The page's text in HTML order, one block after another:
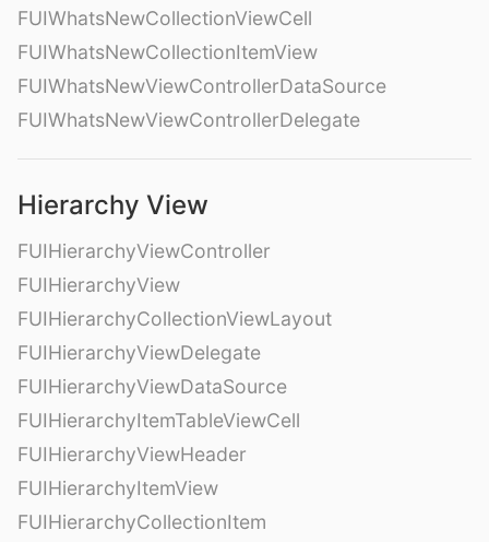
FUIWhatsNewCollectionViewCell
FUIWhatsNewCollectionItemView
FUIWhatsNewViewControllerDataSource
FUIWhatsNewViewControllerDelegate
Hierarchy View
FUIHierarchyViewController
FUIHierarchyView
FUIHierarchyCollectionViewLayout
FUIHierarchyViewDelegate
FUIHierarchyViewDataSource
FUIHierarchyItemTableViewCell
FUIHierarchyViewHeader
FUIHierarchyItemView
FUIHierarchyCollectionItem